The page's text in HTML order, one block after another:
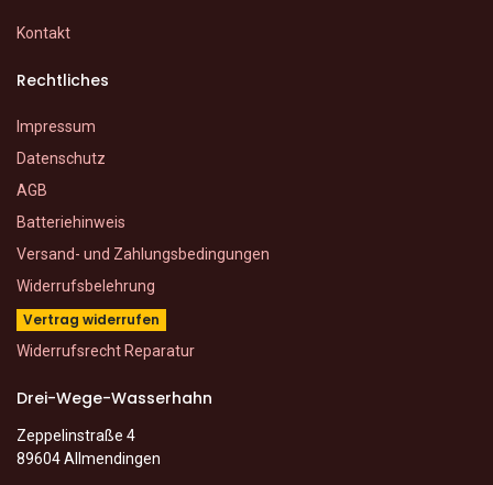
Kontakt
Rechtliches
Impressum
Datenschutz
AGB
Batteriehinweis
Versand- und Zahlungsbedingungen
Widerrufsbelehrung
Vertrag widerrufen
Widerrufsrecht Reparatur
Drei-Wege-Wasserhahn
Zeppelinstraße 4
89604 Allmendingen